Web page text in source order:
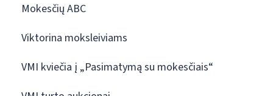
Mokesčių ABC
Viktorina moksleiviams
VMI kviečia į „Pasimatymą su mokesčiais“